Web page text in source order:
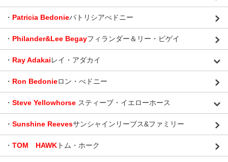
・ Patricia Bedonieパトリシアべドニー
・ Philander&Lee Begayフィランダー＆リー・ビゲイ
・ Ray Adakaiレイ・アダカイ
・ Ron Bedonieロン・べドニー
・ Steve Yellowhorse スティーブ・イエローホース
・ Sunshine Reevesサンシャインリーブス&ファミリー
・ TOM HAWK トム・ホーク